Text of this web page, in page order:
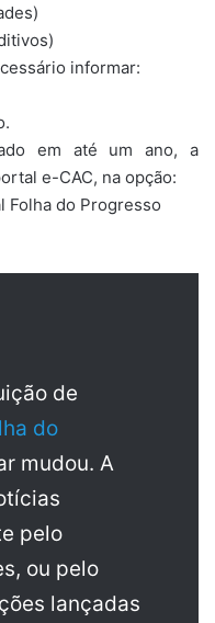
informar:
em até um ano, a
e-CAC, na opção:
Folha do Progresso
de
do
mudou. A
pelo
ou pelo
lançadas